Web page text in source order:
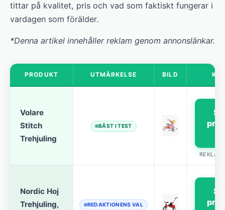
tittar på kvalitet, pris och vad som faktiskt fungerar i
vardagen som förälder.
*Denna artikel innehåller reklam genom annonslänkar.
PRODUKT UTMÄRKELSE BILD
Volare
Stitch
Trehjuling
BÄST I TEST
Se
Nordic Hoj
Trehjuling,
REDAKTIONENS VAL
Se